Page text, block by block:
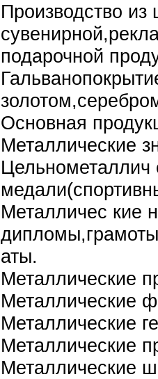
Производство
подарочной
Основная
Металлические
Цельнометаллич
Металличес кие
аты.
Металлические
Металлические
Металлические
Металлические
Металлические